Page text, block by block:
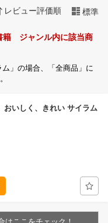
レビュー評価順 標準
籍 ジャンル内に該当商
」の場合、「全商品」に
おいしく、きれい サイラム